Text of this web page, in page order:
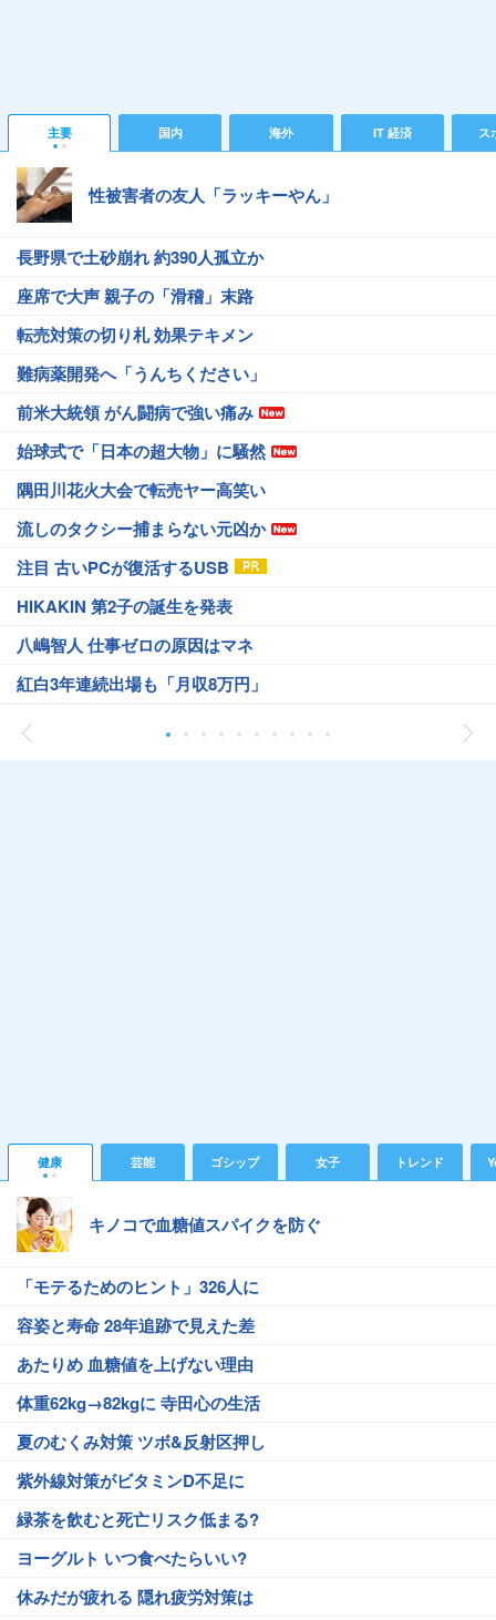
主要 国内 海外 IT 経済 ス
性被害者の友人「ラッキーやん」
長野県で土砂崩れ 約390人孤立か
座席で大声 親子の「滑稽」末路
転売対策の切り札 効果テキメン
難病薬開発へ「うんちください」
前米大統領 がん闘病で強い痛み
始球式で「日本の超大物」に騒然
隅田川花火大会で転売ヤー高笑い
流しのタクシー捕まらない元凶か
注目 古いPCが復活するUSB
HIKAKIN 第2子の誕生を発表
八嶋智人 仕事ゼロの原因はマネ
紅白3年連続出場も「月収8万円」
健康 芸能 ゴシップ 女子 トレンド
キノコで血糖値スパイクを防ぐ
「モテるためのヒント」326人に
容姿と寿命 28年追跡で見えた差
あたりめ 血糖値を上げない理由
体重62kg→82kgに 寺田心の生活
夏のむくみ対策 ツボ&反射区押し
紫外線対策がビタミンD不足に
緑茶を飲むと死亡リスク低まる?
ヨーグルト いつ食べたらいい?
休みだが疲れる 隠れ疲労対策は